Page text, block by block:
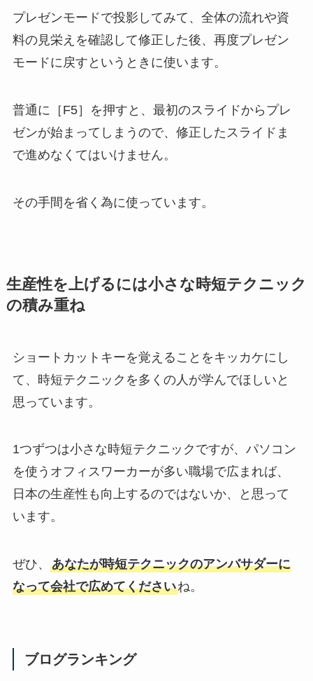
プレゼンモードで投影してみて、全体の流れや資
料の見栄えを確認して修正した後、再度プレゼン
モードに戻すというときに使います。
普通に［F5］を押すと、最初のスライドからプレ
ゼンが始まってしまうので、修正したスライドま
で進めなくてはいけません。
その手間を省く為に使っています。
生産性を上げるには小さな時短テクニック
の積み重ね
ショートカットキーを覚えることをキッカケにし
て、時短テクニックを多くの人が学んでほしいと
思っています。
1つずつは小さな時短テクニックですが、パソコン
を使うオフィスワーカーが多い職場で広まれば、
日本の生産性も向上するのではないか、と思って
います。
ぜひ、 あなたが時短テクニックのアンバサダーに
なって会社で広めてくださいね。
ブログランキング